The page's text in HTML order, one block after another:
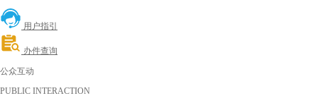
用户指引
办件查询
公众互动
PUBLIC INTERACTION